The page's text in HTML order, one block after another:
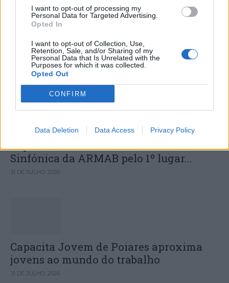
I want to opt-out of processing my
Personal Data for Targeted Advertising.
Opted In
I want to opt-out of Collection, Use,
Retention, Sale, and/or Sharing of my
Personal Data that Is Unrelated with the
Purposes for which it was collected.
Opted Out
CONFIRM
Data Deletion Data Access Privacy Policy
Misericórdia de Lamego “abre”
gelataria por um dia no jardim de
infância
DESTAQUES
Deputados do PSD saúdam Banda
Sinfónica da ARMAB pelo 1º lugar...
31 DE JULHO, 2026
Capacita Jovem de Poiares aproxima
jovens ao mundo do trabalho
31 DE JULHO, 2026